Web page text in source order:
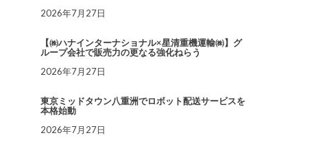
2026年7月27日
【㈱ハナインターナショナル×星清重機運輸㈱】グ
ループ会社で販売力の更なる強化ねらう
2026年7月27日
東京ミッドタウン八重洲でロボット配送サービスを
本格始動
2026年7月27日